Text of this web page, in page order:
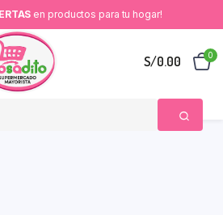
en productos para tu hogar!
S/0.00 0